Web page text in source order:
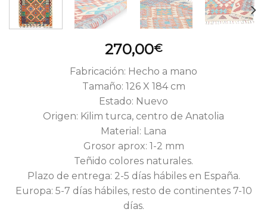
270,00€
Fabricación: Hecho a mano
Tamaño: 126 X 184 cm
Estado: Nuevo
Origen: Kilim turca, centro de Anatolia
Material: Lana
Grosor aprox: 1-2 mm
Teñido colores naturales.
Plazo de entrega: 2-5 días hábiles en España.
Europa: 5-7 días hábiles, resto de continentes 7-10
días.